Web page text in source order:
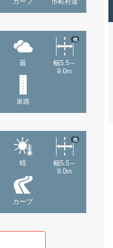
曇
幅5.5～
9.0m
他
単路
晴
幅5.5～
9.0m
他
カーブ